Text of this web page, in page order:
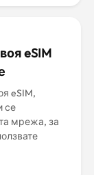
eSIM
eSIM,
се
мрежа, за